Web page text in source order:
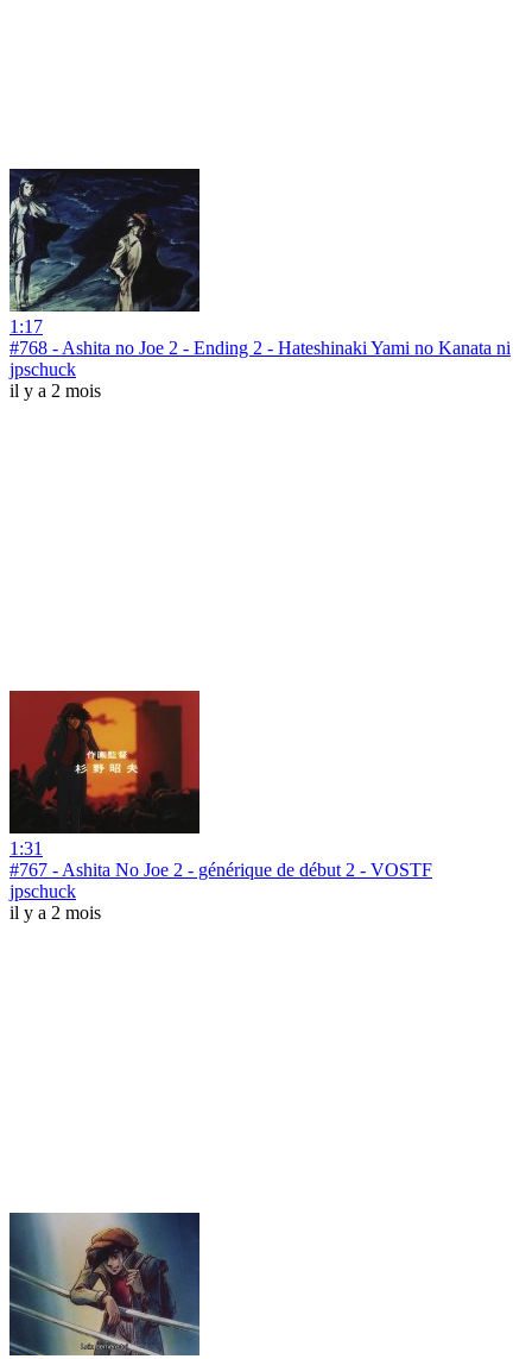
1:17
#768 - Ashita no Joe 2 - Ending 2 - Hateshinaki Yami no Kanata ni
jpschuck
il y a 2 mois
1:31
#767 - Ashita No Joe 2 - générique de début 2 - VOSTF
jpschuck
il y a 2 mois